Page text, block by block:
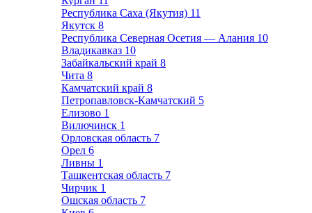
Республика Саха (Якутия) 11
Якутск 8
Республика Северная Осетия — Алания 10
Владикавказ 10
Забайкальский край 8
Чита 8
Камчатский край 8
Петропавловск-Камчатский 5
Елизово 1
Вилючинск 1
Орловская область 7
Орел 6
Ливны 1
Ташкентская область 7
Чирчик 1
Ошская область 7